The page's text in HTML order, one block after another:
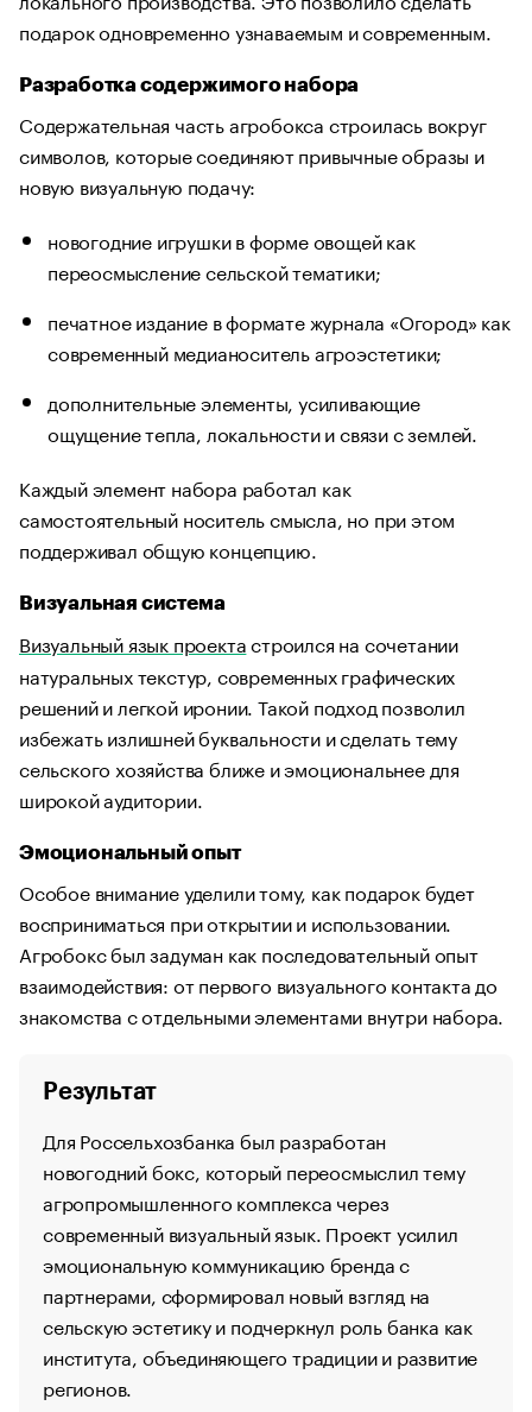
подарок одновременно узнаваемым и современным.
Разработка содержимого набора
Содержательная часть агробокса строилась вокруг
символов, которые соединяют привычные образы и
новую визуальную подачу:
новогодние игрушки в форме овощей как
переосмысление сельской тематики;
печатное издание в формате журнала «Огород» как
современный медианоситель агроэстетики;
дополнительные элементы, усиливающие
ощущение тепла, локальности и связи с землей.
Каждый элемент набора работал как
самостоятельный носитель смысла, но при этом
поддерживал общую концепцию.
Визуальная система
Визуальный язык проектастроился на сочетании
натуральных текстур, современных графических
решений и легкой иронии. Такой подход позволил
избежать излишней буквальности и сделать тему
сельского хозяйства ближе и эмоциональнее для
широкой аудитории.
Эмоциональный опыт
Особое внимание уделили тому, как подарок будет
восприниматься при открытии и использовании.
Агробокс был задуман как последовательный опыт
взаимодействия: от первого визуального контакта до
знакомства с отдельными элементами внутри набора.
Результат
Для Россельхозбанка был разработан
новогодний бокс, который переосмыслил тему
агропромышленного комплекса через
современный визуальный язык. Проект усилил
эмоциональную коммуникацию бренда с
партнерами, сформировал новый взгляд на
сельскую эстетику и подчеркнул роль банка как
института, объединяющего традиции и развитие
регионов.